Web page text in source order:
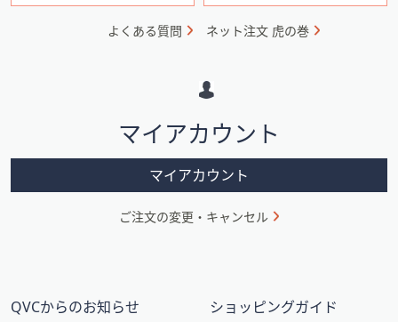
ン
よくある質問 ネット注文 虎の巻
マイアカウント
マイアカウント
ご注文の変更・キャンセル
QVCからのお知らせ ショッピングガイド